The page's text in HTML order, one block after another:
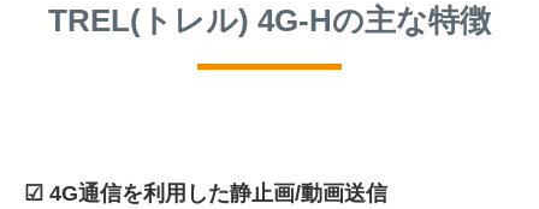
TREL(トレル) 4G-Hの主な特徴
☑ 4G通信を利用した静止画/動画送信